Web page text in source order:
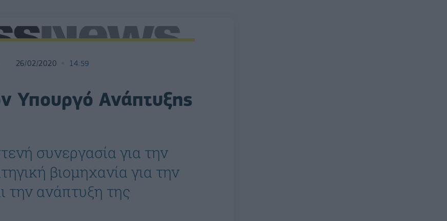
26/02/2020 14:59
Υπουργό Ανάπτυξης
συνεργασία για την
βιομηχανία για την
την ανάπτυξη της